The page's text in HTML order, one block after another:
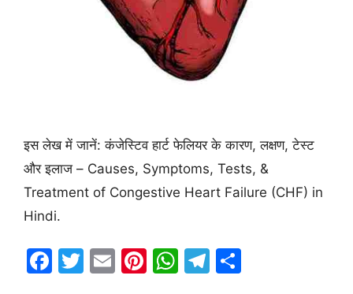
इस लेख में जानें: कंजेस्टिव हार्ट फेलियर के कारण, लक्षण, टेस्ट
और इलाज – Causes, Symptoms, Tests, &
Treatment of Congestive Heart Failure (CHF) in
Hindi.
F
T
E
Pi W T